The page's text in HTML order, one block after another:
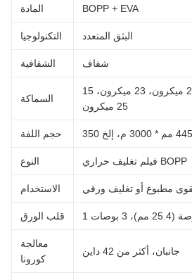
المادة BOPP + EVA
التكنولوجيا البثق المتعدد
الشفافية شفاف
السماكة
15 ميكرون، 18 ميكرون، 20 ميكرون، 23 ميكرون،
25 ميكرون
حجم اللفة
النوع فيلم تغليف حراري BOPP
الاستخدام مطبوع أو تغليف ورقي
قلب الورق مم)، 3 بوصات
معالجة
كورونا
جانبان، أكثر من 42 داين